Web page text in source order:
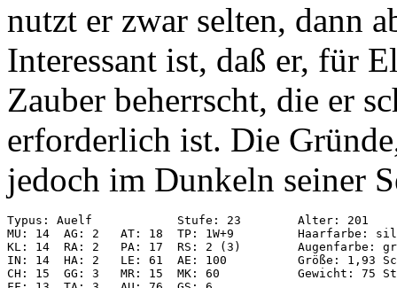
nutzt er zwar selten, dann
Interessant ist, daß er, für
Zauber beherrscht, die er
erforderlich ist. Die
jedoch im Dunkeln seiner
Typus: Auelf            Stufe: 23        Alter: 201
MU: 14  AG: 2   AT: 18  TP: 1W+9         Haarfarbe:
KL: 14  RA: 2   PA: 17  RS: 2 (3)        Augenfarbe:
IN: 14  HA: 2   LE: 61  AE: 100          Größe: 1,93
CH: 15  GG: 3   MR: 15  MK: 60           Gewicht: 75